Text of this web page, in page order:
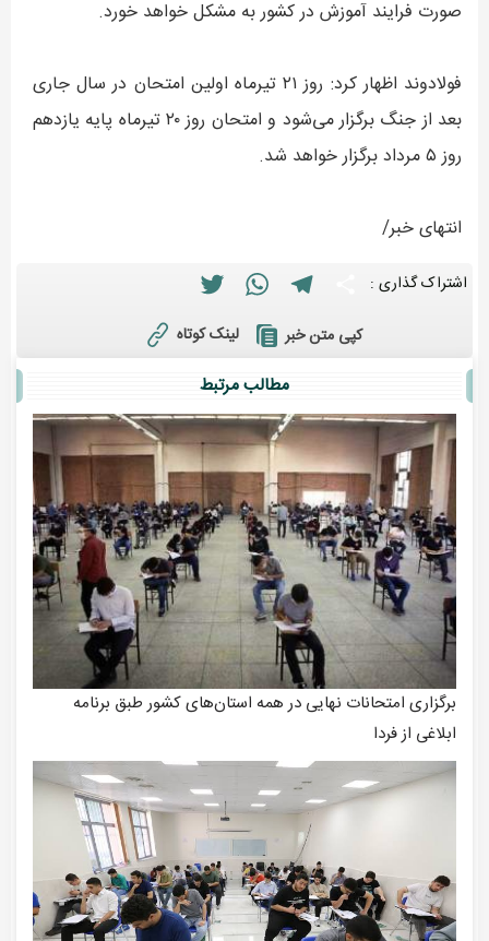
صورت فرایند آموزش در کشور به مشکل خواهد خورد.
فولادوند اظهار کرد: روز ۲۱ تیرماه اولین امتحان در سال جاری
بعد از جنگ برگزار می‌شود و امتحان روز ۲۰ تیرماه پایه یازدهم
روز ۵ مرداد برگزار خواهد شد.
انتهای خبر/
اشتراک گذاری : Twitter
WhatsAppTelegram
کپی متن خبر لینک کوتاه
مطالب مرتبط
برگزاری امتحانات نهایی در همه استان‌های کشور طبق برنامه
ابلاغی از فردا